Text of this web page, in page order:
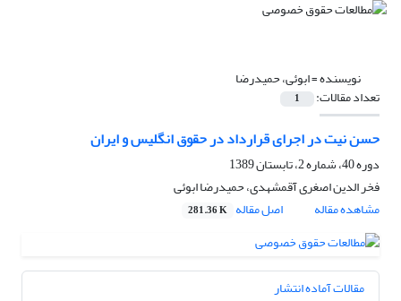
نویسنده =ابوئی، حمیدرضا
تعداد مقالات: 1
حسن نیت در اجرای قرارداد در حقوق انگلیس و ایران
دوره 40، شماره 2، تابستان 1389
فخر الدین اصغری آقمشهدی، حمیدرضا ابوئی
مشاهده مقاله
اصل مقاله 281.36 K
مقالات آماده انتشار